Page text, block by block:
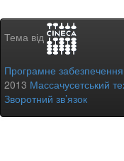
Тема від
Програмне
2013 Массачусетський
Зворотний зв’язок